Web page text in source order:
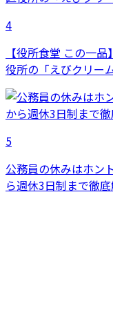
4
【役所食堂 この一
役所の「えびクリー
5
公務員の休みはホン
ら週休3日制まで徹底